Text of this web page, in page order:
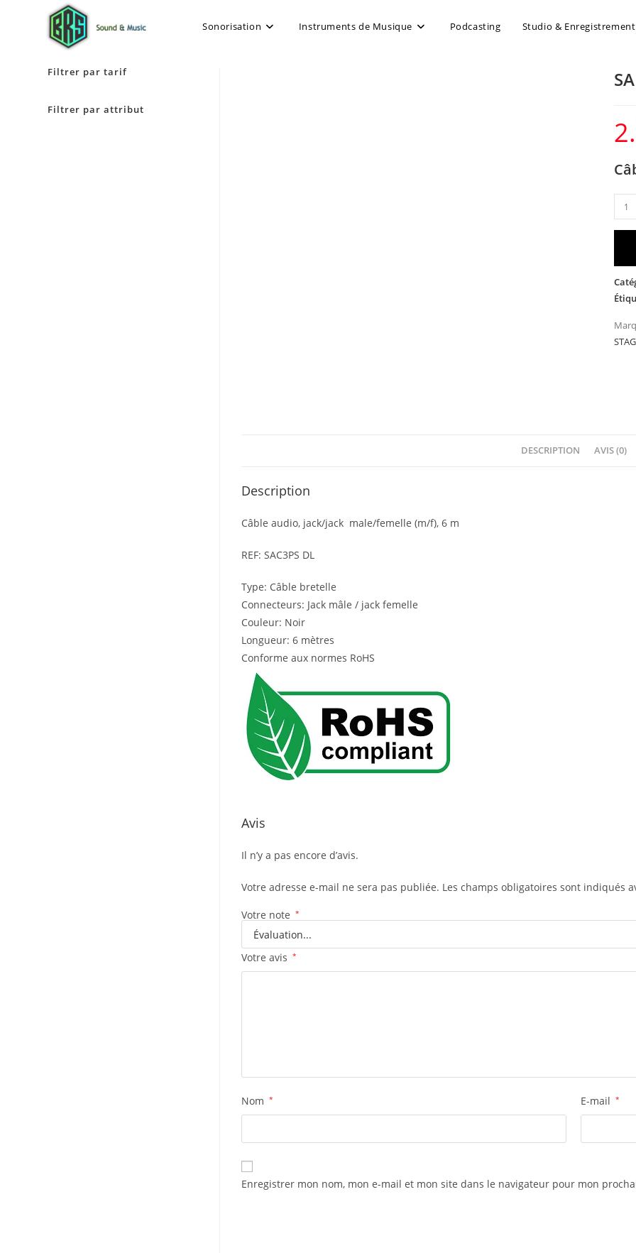
Sonorisation Instruments de Musique Podcasting Studio & Enregistrement
DESCRIPTION AVIS (0)
Description
Câble audio, jack/jack male/femelle (m/f), 6 m
REF: SAC3PS DL
Type: Câble bretelle
Connecteurs: Jack mâle / jack femelle
Couleur: Noir
Longueur: 6 mètres
Conforme aux normes RoHS
Avis
Il n’y a pas encore d’avis.
Votre adresse e-mail ne sera pas publiée. Les champs obligatoires sont indiqués
Votre note *
Votre avis *
Nom * E-mail *
Enregistrer mon nom, mon e-mail et mon site dans le navigateur pour mon
Filtrer par tarif
Filtrer par attribut